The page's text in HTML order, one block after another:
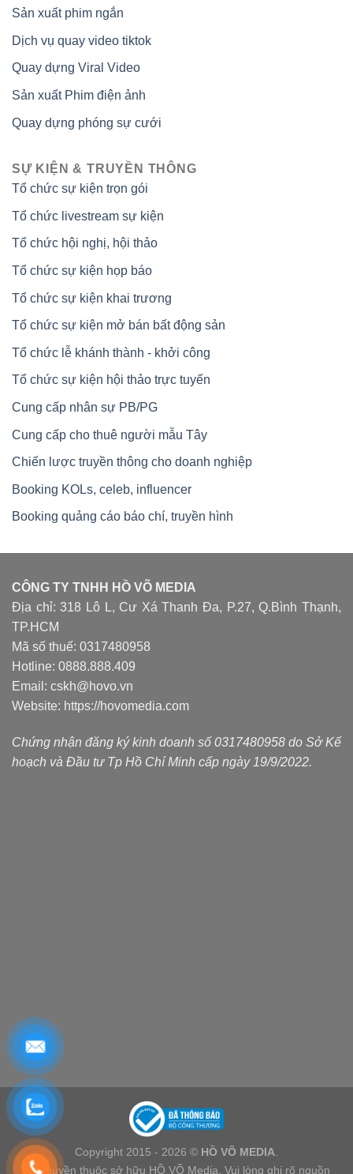
Sản xuất phim ngắn
Dịch vụ quay video tiktok
Quay dựng Viral Video
Sản xuất Phim điện ảnh
Quay dựng phóng sự cưới
SỰ KIỆN & TRUYỀN THÔNG
Tổ chức sự kiện trọn gói
Tổ chức livestream sự kiện
Tổ chức hội nghị, hội thảo
Tổ chức sự kiện họp báo
Tổ chức sự kiện khai trương
Tổ chức sự kiện mở bán bất động sản
Tổ chức lễ khánh thành - khởi công
Tổ chức sự kiện hội thảo trực tuyến
Cung cấp nhân sự PB/PG
Cung cấp cho thuê người mẫu Tây
Chiến lược truyền thông cho doanh nghiệp
Booking KOLs, celeb, influencer
Booking quảng cáo báo chí, truyền hình
CÔNG TY TNHH HỒ VÕ MEDIA
Địa chỉ: 318 Lô L, Cư Xá Thanh Đa, P.27, Q.Bình Thạnh,
TP.HCM
Mã số thuế: 0317480958
Hotline: 0888.888.409
Email: cskh@hovo.vn
Website: https://hovomedia.com
Chứng nhận đăng ký kinh doanh số 0317480958 do Sở Kế
hoạch và Đầu tư Tp Hồ Chí Minh cấp ngày 19/9/2022.
Copyright 2015 - 2026 © HỒ VÕ MEDIA
Bản quyền thuộc sở hữu HỒ VÕ Media. Vui lòng ghi rõ nguồn